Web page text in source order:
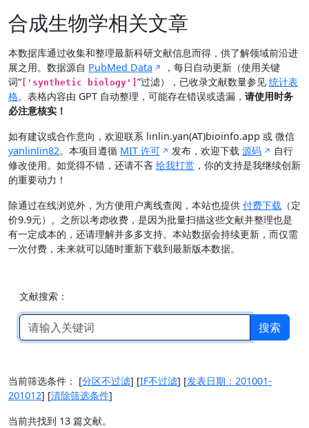
合成生物学相关文章
本数据库通过收集和整理最新科研文献信息而得，供了解领域前沿进
展之用。数据源自 PubMed Data
，每日自动更新（使用关键
词“ ['synthetic biology'] ”过滤），已收录文献数量参见 统计表
格。表格内容由 GPT 自动整理，可能存在错误或遗漏， 请使用时务
必注意核实！
如有建议或合作意向，欢迎联系 linlin.yan(AT)bioinfo.app 或 微信
yanlinlin82。本项目遵循 MIT 许可 发布，欢迎下载源码
自行
修改使用。如觉得不错，还请不吝 给我打赏 ，你的支持是我继续创新
的重要动力！
除通过在线浏览外，为方便用户离线查阅，本站也提供 付费下载 （定
价9.9元）。之所以考虑收费，是因为批量扫描这些文献并整理也是
有一定成本的，还请理解并多多支持。本站数据会持续更新，而仅需
一次付费，未来就可以随时重新下载到最新版本数据。
文献搜索：
搜索
当前筛选条件： [分区不过滤] [IF不过滤] [发表日期：201001-
201012] [清除筛选条件]
当前共找到 13 篇文献。